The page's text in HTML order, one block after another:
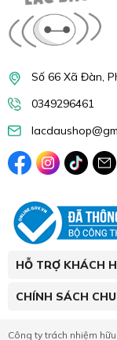
Số 66 Xã Đàn,
0349296461
HỖ TRỢ KHÁCH
CHÍNH SÁCH
Công ty trách nhiệm hữu